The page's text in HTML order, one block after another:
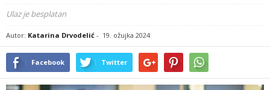
Ulaz je besplatan
Autor: Katarina Drvodelić - 19. ožujka 2024
Facebook Twitter